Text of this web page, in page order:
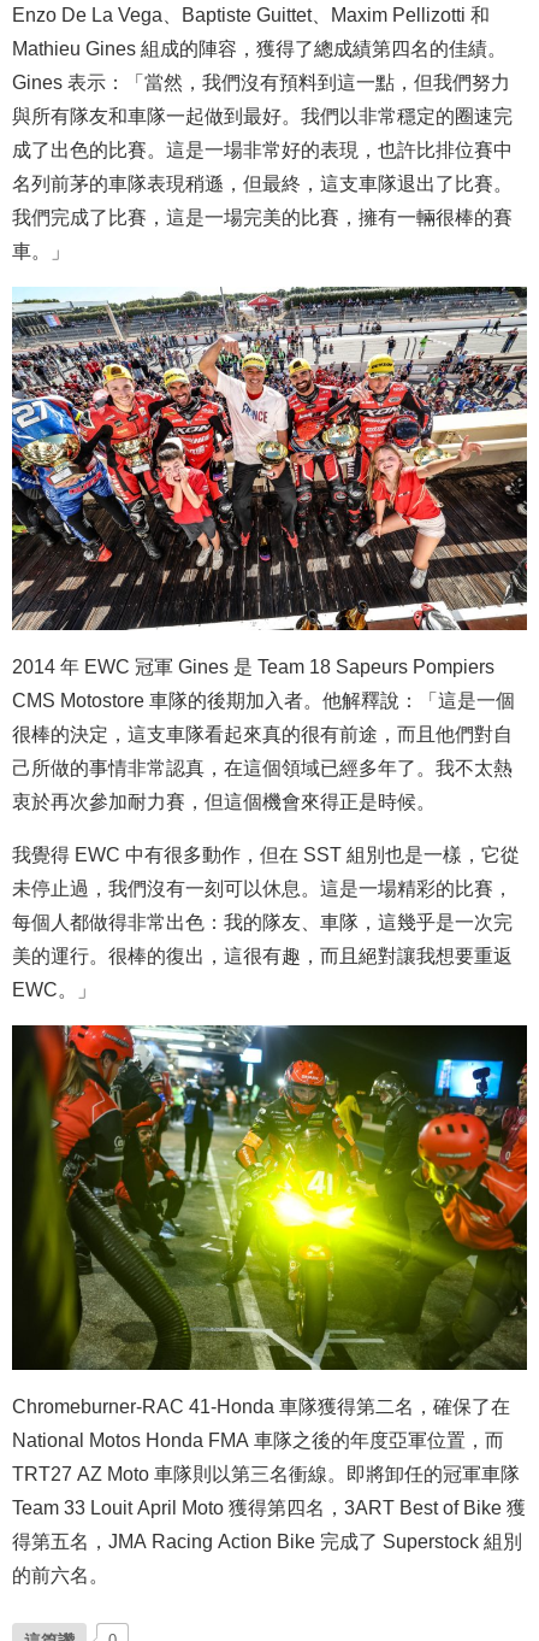
Enzo De La Vega、Baptiste Guittet、Maxim Pellizotti 和
Mathieu Gines 組成的陣容，獲得了總成績第四名的佳績。
Gines 表示：「當然，我們沒有預料到這一點，但我們努力
與所有隊友和車隊一起做到最好。我們以非常穩定的圈速完
成了出色的比賽。這是一場非常好的表現，也許比排位賽中
名列前茅的車隊表現稍遜，但最終，這支車隊退出了比賽。
我們完成了比賽，這是一場完美的比賽，擁有一輛很棒的賽
車。」
2014 年 EWC 冠軍 Gines 是 Team 18 Sapeurs Pompiers
CMS Motostore 車隊的後期加入者。他解釋說：「這是一個
很棒的決定，這支車隊看起來真的很有前途，而且他們對自
己所做的事情非常認真，在這個領域已經多年了。我不太熱
衷於再次參加耐力賽，但這個機會來得正是時候。
我覺得 EWC 中有很多動作，但在 SST 組別也是一樣，它從
未停止過，我們沒有一刻可以休息。這是一場精彩的比賽，
每個人都做得非常出色：我的隊友、車隊，這幾乎是一次完
美的運行。很棒的復出，這很有趣，而且絕對讓我想要重返
EWC。」
Chromeburner-RAC 41-Honda 車隊獲得第二名，確保了在
National Motos Honda FMA 車隊之後的年度亞軍位置，而
TRT27 AZ Moto 車隊則以第三名衝線。即將卸任的冠軍車隊
Team 33 Louit April Moto 獲得第四名，3ART Best of Bike 獲
得第五名，JMA Racing Action Bike 完成了 Superstock 組別
的前六名。